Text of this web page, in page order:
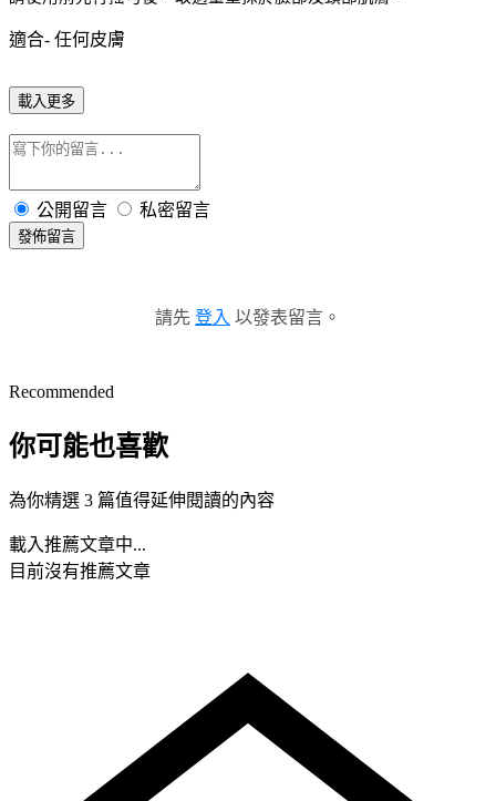
適合- 任何皮膚
載入更多
公開留言 私密留言
發佈留言
請先 登入 以發表留言。
Recommended
你可能也喜歡
為你精選 3 篇值得延伸閱讀的內容
載入推薦文章中...
目前沒有推薦文章